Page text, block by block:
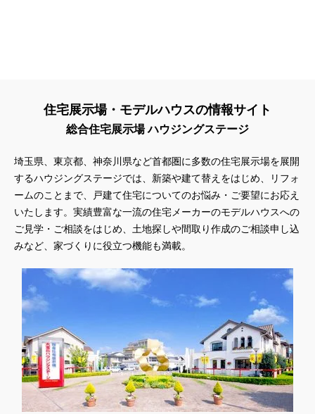
住宅展示場・モデルハウスの情報サイト
総合住宅展示場 ハウジングステージ
埼玉県、東京都、神奈川県など首都圏に多数の住宅展示場を展開
するハウジングステージでは、新築や建て替えをはじめ、リフォ
ームのことまで、戸建て住宅についてのお悩み・ご要望にお応え
いたします。実績豊富な一流の住宅メーカーのモデルハウスへの
ご見学・ご相談をはじめ、土地探しや間取り作成のご相談申し込
みなど、家づくりに役立つ機能も満載。